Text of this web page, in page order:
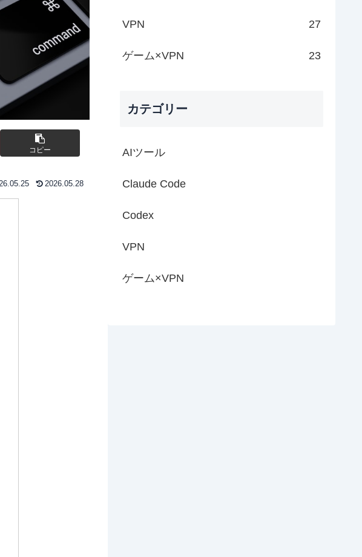
コピー
2026.05.28
VPN 27
ゲーム×VPN 23
カテゴリー
AIツール
Claude Code
Codex
VPN
ゲーム×VPN